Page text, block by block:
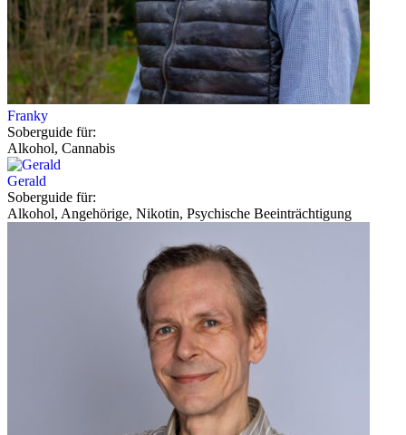
Franky
Soberguide für:
Alkohol, Cannabis
Gerald
Soberguide für:
Alkohol, Angehörige, Nikotin, Psychische Beeinträchtigung